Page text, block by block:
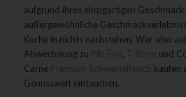
aufgrund ihres einzigartigen
außergewöhnliche
Küche in nichts nachstehen. Wer also
Abwechslung zu Rib-Eye, T-Bone und
Carne Premium Schweinefleisch kaufen
Genusswelt eintauchen.